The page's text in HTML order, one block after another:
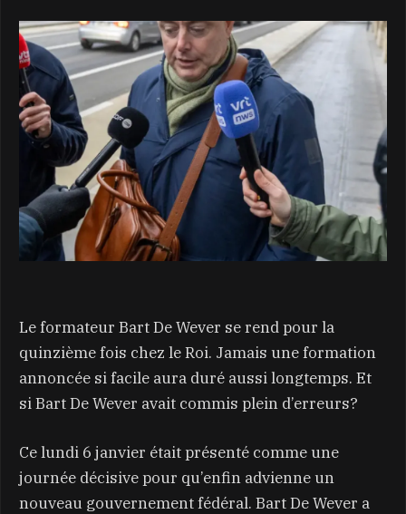
Le formateur Bart De Wever se rend pour la
quinzième fois chez le Roi. Jamais une formation
annoncée si facile aura duré aussi longtemps. Et
si Bart De Wever avait commis plein d’erreurs?
Ce lundi 6 janvier était présenté comme une
journée décisive pour qu’enfin advienne un
nouveau gouvernement fédéral. Bart De Wever a